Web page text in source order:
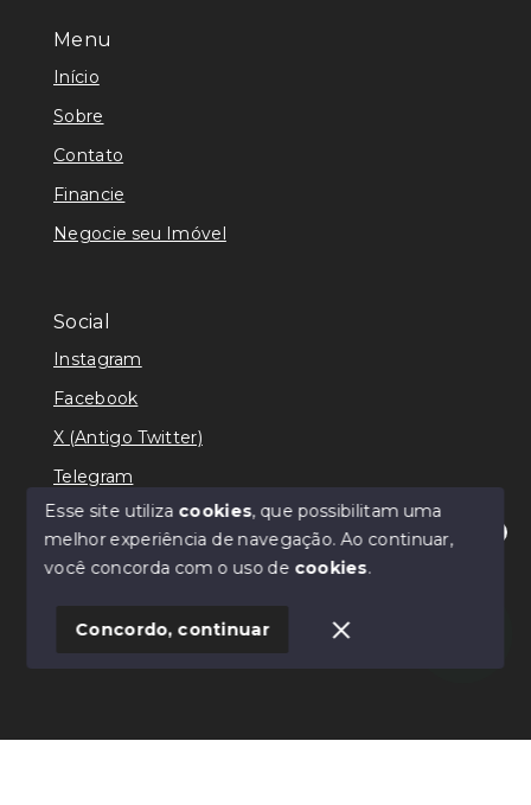
Olá! Estamos disponíveis para te ajudar.
Menu
Início
Sobre
Contato
Financie
Negocie seu Imóvel
Social
Instagram
Facebook
X (Antigo Twitter)
Telegram
© Copyright 2026 - Ricardo Lilian - Todos os direitos
SITE PARA IMOBILIARIA
Esse site utiliza cookies, que possibilitam uma
melhor experiência de navegação.Ao continuar,
você concorda com o uso de cookies.
Concordo, continuar